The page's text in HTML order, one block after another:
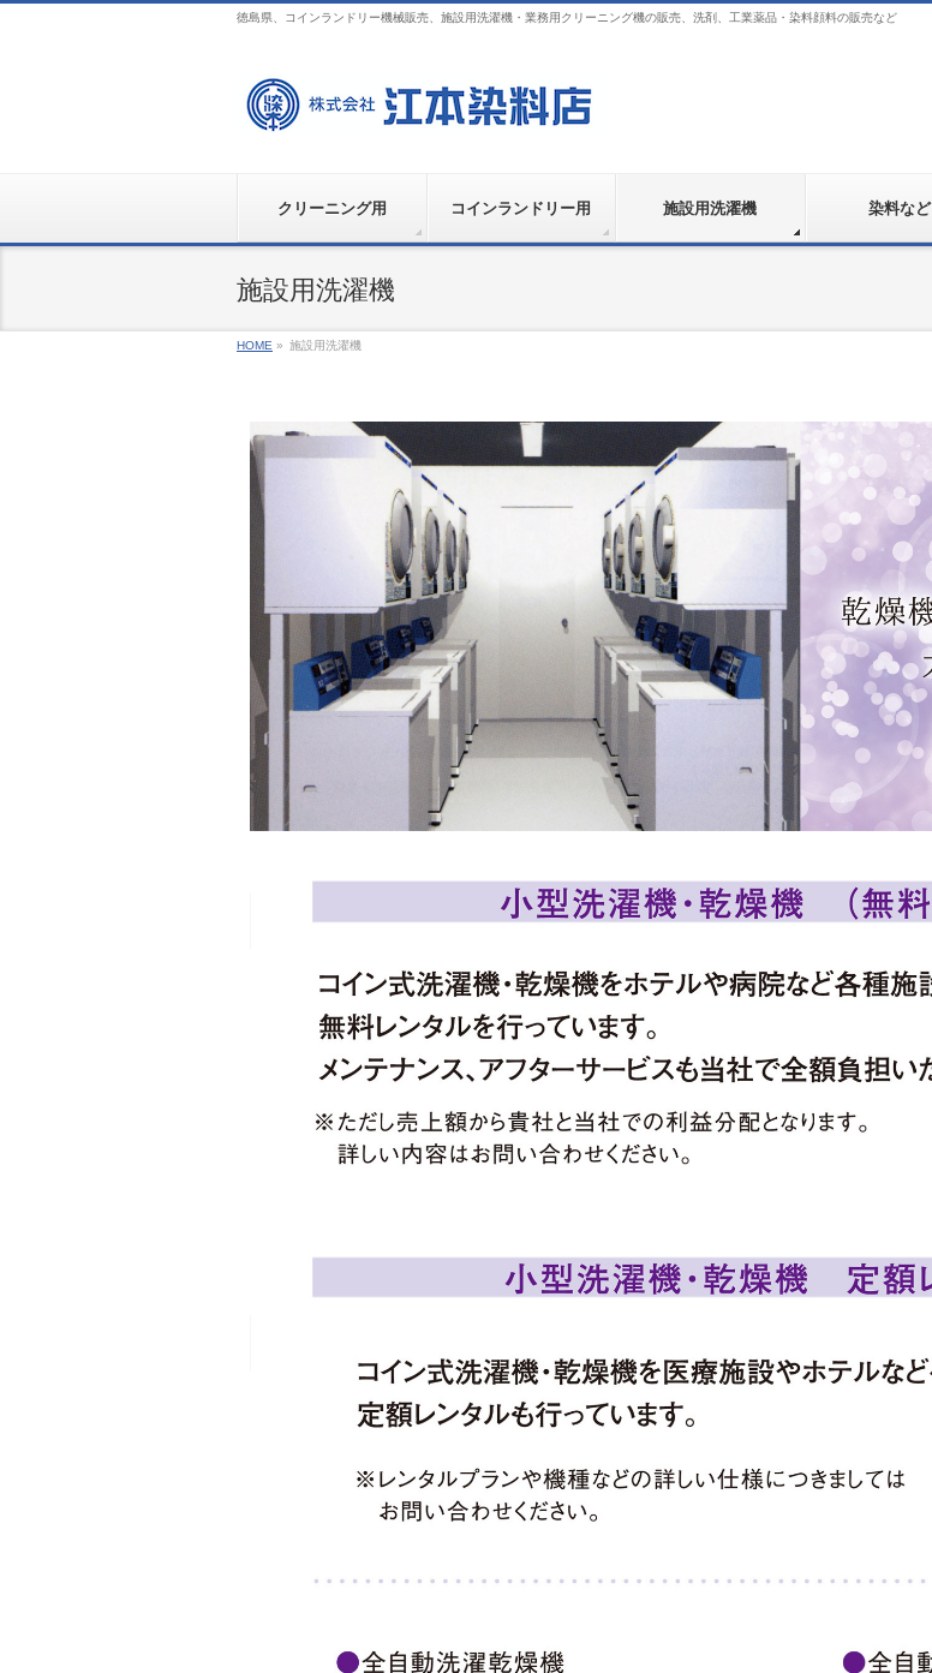
徳島県、コインランドリー機械販売、施設用洗濯機・業務用クリーニング機の販売、洗剤、工業薬品・染料顔料の販売など
クリーニング用 コインランドリー用 施設用洗濯機 染料など
施設用洗濯機
HOME » 施設用洗濯機